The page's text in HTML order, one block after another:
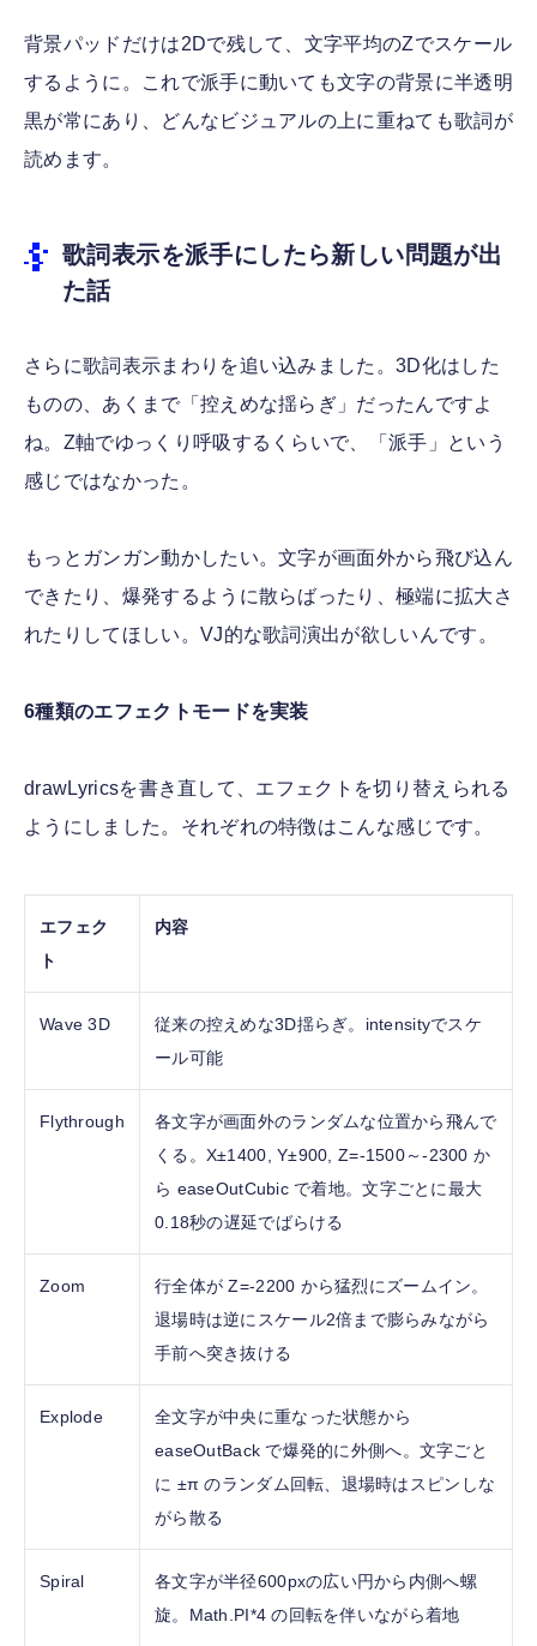
背景パッドだけは2Dで残して、文字平均のZでスケール
するように。これで派手に動いても文字の背景に半透明
黒が常にあり、どんなビジュアルの上に重ねても歌詞が
読めます。
歌詞表示を派手にしたら新しい問題が出
た話
さらに歌詞表示まわりを追い込みました。3D化はした
ものの、あくまで「控えめな揺らぎ」だったんですよ
ね。Z軸でゆっくり呼吸するくらいで、「派手」という
感じではなかった。
もっとガンガン動かしたい。文字が画面外から飛び込ん
できたり、爆発するように散らばったり、極端に拡大さ
れたりしてほしい。VJ的な歌詞演出が欲しいんです。
6種類のエフェクトモードを実装
drawLyricsを書き直して、エフェクトを切り替えられる
ようにしました。それぞれの特徴はこんな感じです。
エフェク
ト
内容
Wave 3D
従来の控えめな3D揺らぎ。intensityでスケ
ール可能
Flythrough
各文字が画面外のランダムな位置から飛んで
くる。X±1400, Y±900, Z=-1500～-2300 か
ら easeOutCubic で着地。文字ごとに最大
0.18秒の遅延でばらける
Zoom
行全体が Z=-2200 から猛烈にズームイン。
退場時は逆にスケール2倍まで膨らみながら
手前へ突き抜ける
Explode
全文字が中央に重なった状態から
easeOutBack で爆発的に外側へ。文字ごと
に ±π のランダム回転、退場時はスピンしな
がら散る
Spiral
各文字が半径600pxの広い円から内側へ螺
旋。Math.PI*4 の回転を伴いながら着地